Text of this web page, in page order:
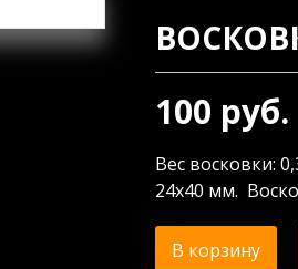
100 руб.
Вес восковки:
24х40 мм.
В корзину